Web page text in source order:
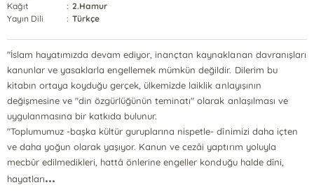
Kağıt
: 2.Hamur
Yayın Dili
: Türkçe
"İslam hayatımızda devam ediyor, inançtan kaynaklanan davranışları
kanunlar ve yasaklarla engellemek mümkün değildir. Dilerim bu
kitabın ortaya koyduğu gerçek, ülkemizde laiklik anlayışının
değişmesine ve "din özgürlüğünün teminatı" olarak anlaşılması ve
uygulanmasına bir katkıda bulunur.
"Toplumumuz -başka kültür guruplarına nispetle- dînimizi daha içten
ve daha yoğun olarak yaşıyor. Kanun ve cezâi yaptırım yoluyla
mecbûr edilmedikleri, hattâ önlerine engeller konduğu halde dîni,
hayatları...